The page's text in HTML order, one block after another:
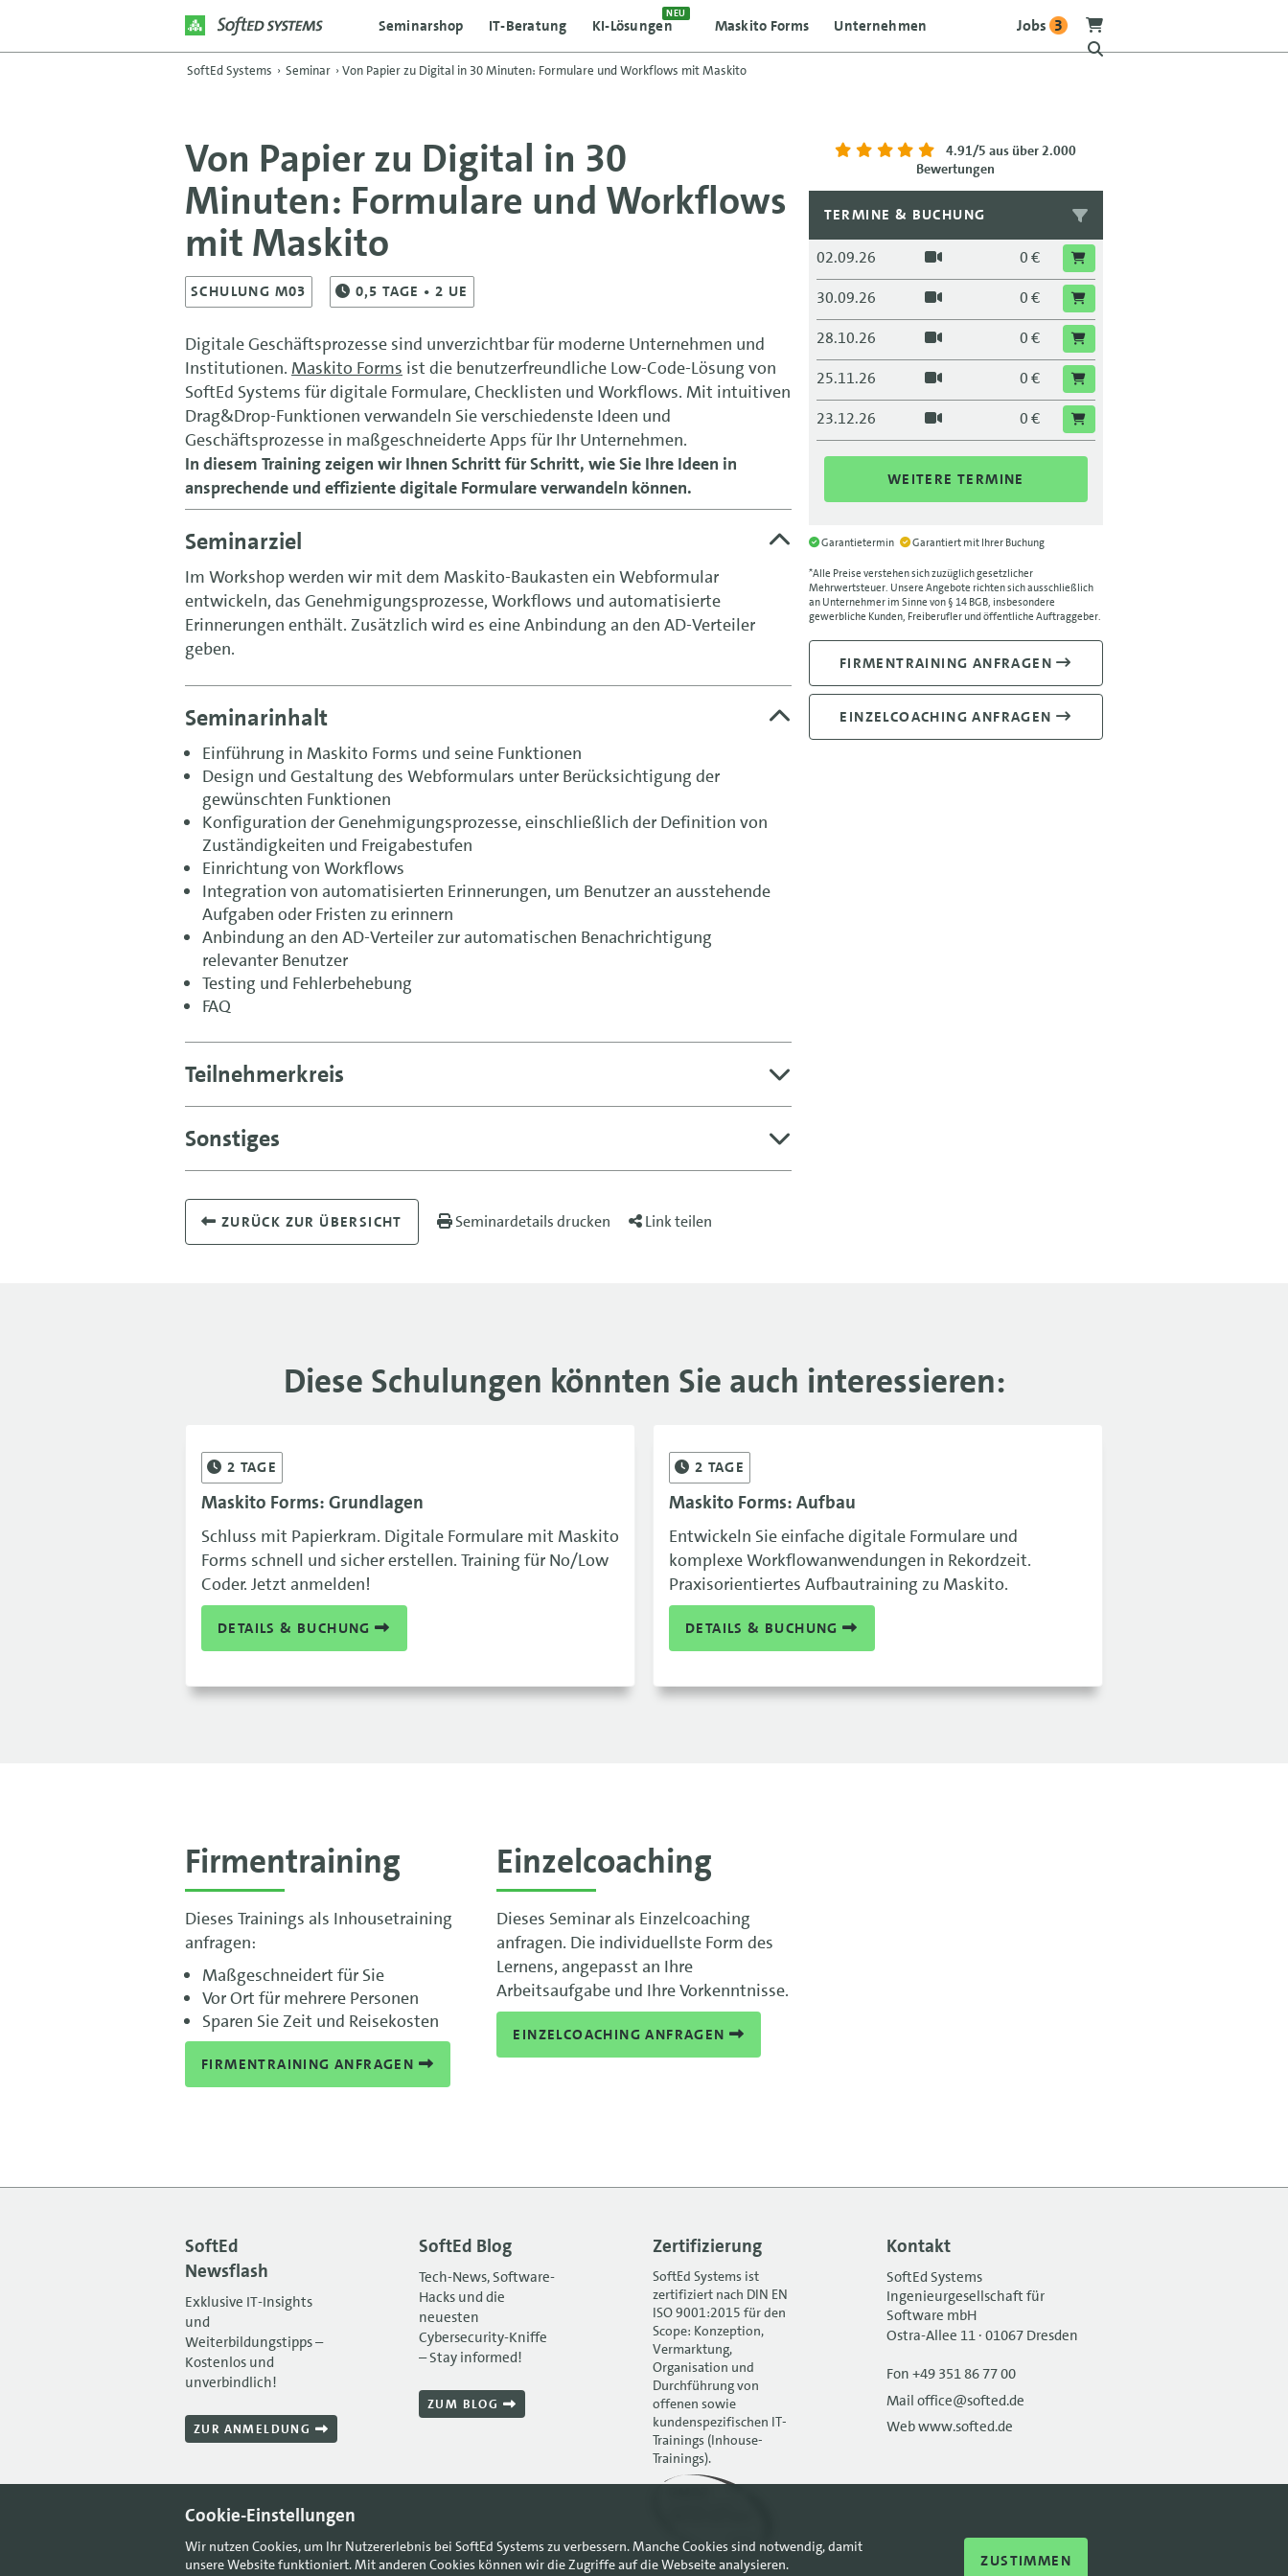
Jobs 3
Seminarshop IT-Beratung KI-Lösungen
NEU
Maskito Forms Unternehmen
SoftEd Systems › Seminar › Von Papier zu Digital in 30 Minuten: Formulare und Workflows mit Maskito
Von Papier zu Digital in 30
Minuten: Formulare und Workflows
mit Maskito
SCHULUNG M03 0,5 TAGE • 2 UE
Digitale Geschäftsprozesse sind unverzichtbar für moderne Unternehmen und
Institutionen. Maskito Forms ist die benutzerfreundliche Low-Code-Lösung von
SoftEd Systems für digitale Formulare, Checklisten und Workflows. Mit intuitiven
Drag&Drop-Funktionen verwandeln Sie verschiedenste Ideen und
Geschäftsprozesse in maßgeschneiderte Apps für Ihr Unternehmen.
In diesem Training zeigen wir Ihnen Schritt für Schritt, wie Sie Ihre Ideen in
ansprechende und effiziente digitale Formulare verwandeln können.
Seminarziel
Im Workshop werden wir mit dem Maskito-Baukasten ein Webformular
entwickeln, das Genehmigungsprozesse, Workflows und automatisierte
Erinnerungen enthält. Zusätzlich wird es eine Anbindung an den AD-Verteiler
geben.
Seminarinhalt
Einführung in Maskito Forms und seine Funktionen
Design und Gestaltung des Webformulars unter Berücksichtigung der
gewünschten Funktionen
Konfiguration der Genehmigungsprozesse, einschließlich der Definition von
Zuständigkeiten und Freigabestufen
Einrichtung von Workflows
Integration von automatisierten Erinnerungen, um Benutzer an ausstehende
Aufgaben oder Fristen zu erinnern
Anbindung an den AD-Verteiler zur automatischen Benachrichtigung
relevanter Benutzer
Testing und Fehlerbehebung
FAQ
Teilnehmerkreis
Sonstiges
ZURÜCK ZUR ÜBERSICHT Seminardetails drucken Link teilen
4.91/5 aus über 2.000
Bewertungen
TERMINE & BUCHUNG
02.09.26
0 €
30.09.26
0 €
28.10.26
0 €
25.11.26
0 €
23.12.26
0 €
WEITERE TERMINE
Garantietermin Garantiert mit Ihrer Buchung
*Alle Preise verstehen sich zuzüglich gesetzlicher
Mehrwertsteuer. Unsere Angebote richten sich ausschließlich
an Unternehmer im Sinne von § 14 BGB, insbesondere
gewerbliche Kunden, Freiberufler und öffentliche Auftraggeber.
FIRMENTRAINING ANFRAGEN
EINZELCOACHING ANFRAGEN
Diese Schulungen könnten Sie auch interessieren:
2 TAGE
Maskito Forms: Grundlagen
Schluss mit Papierkram. Digitale Formulare mit Maskito
Forms schnell und sicher erstellen. Training für No/Low
Coder. Jetzt anmelden!
DETAILS & BUCHUNG
2 TAGE
Maskito Forms: Aufbau
Entwickeln Sie einfache digitale Formulare und
komplexe Workflowanwendungen in Rekordzeit.
Praxisorientiertes Aufbautraining zu Maskito.
DETAILS & BUCHUNG
Firmentraining
Dieses Trainings als Inhousetraining
anfragen:
Maßgeschneidert für Sie
Vor Ort für mehrere Personen
Sparen Sie Zeit und Reisekosten
FIRMENTRAINING ANFRAGEN
Einzelcoaching
Dieses Seminar als Einzelcoaching
anfragen. Die individuellste Form des
Lernens, angepasst an Ihre
Arbeitsaufgabe und Ihre Vorkenntnisse.
EINZELCOACHING ANFRAGEN
SoftEd
Newsflash
Exklusive IT-Insights
und
Weiterbildungstipps –
Kostenlos und
unverbindlich!
ZUR ANMELDUNG
SoftEd Blog
Tech-News, Software-
Hacks und die
neuesten
Cybersecurity-Kniffe
– Stay informed!
ZUM BLOG
Zertifizierung
SoftEd Systems ist
zertifiziert nach DIN EN
ISO 9001:2015 für den
Scope: Konzeption,
Vermarktung,
Organisation und
Durchführung von
offenen sowie
kundenspezifischen IT-
Trainings (Inhouse-
Trainings).
Kontakt
SoftEd Systems
Ingenieurgesellschaft für
Software mbH
Ostra-Allee 11 · 01067 Dresden
Fon +49 351 86 77 00
Mail office@softed.de
Web www.softed.de
Cookie-Einstellungen
Wir nutzen Cookies, um Ihr Nutzererlebnis bei SoftEd Systems zu verbessern. Manche Cookies sind notwendig, damit
unsere Website funktioniert. Mit anderen Cookies können wir die Zugriffe auf die Webseite analysieren.
ZUSTIMMEN